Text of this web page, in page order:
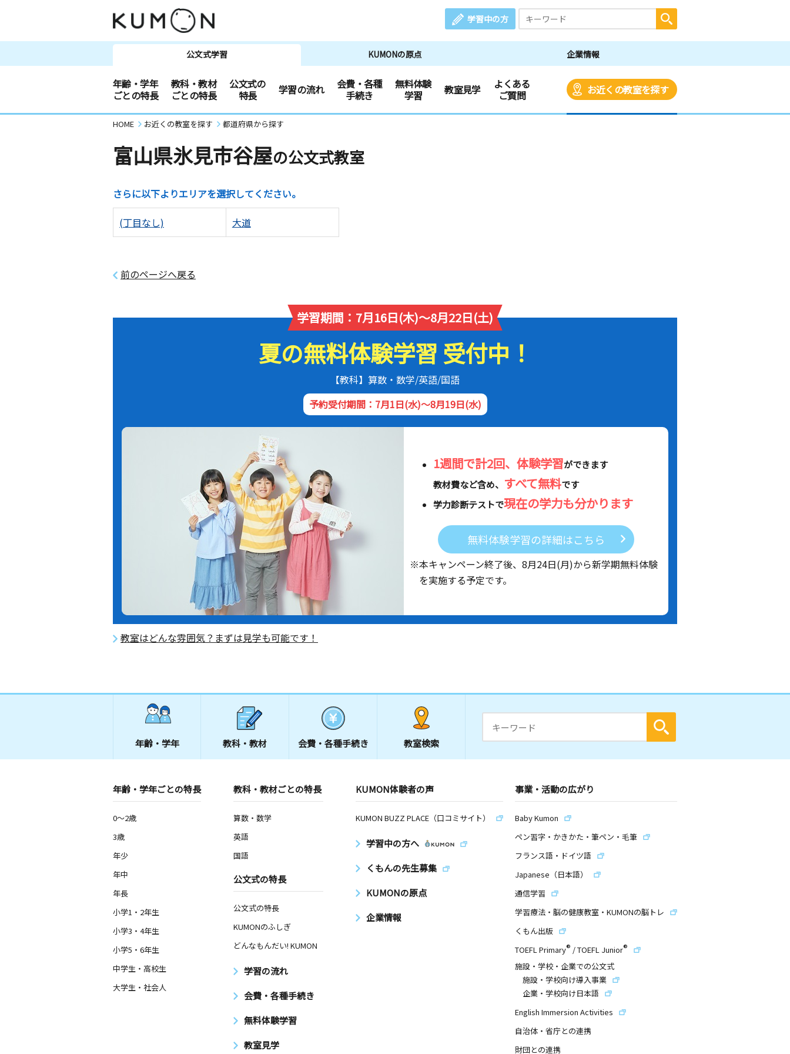
学習中の方
公文式学習 KUMONの原点 企業情報
年齢・学年
ごとの特長
教科・教材
ごとの特長
公文式の
特長
学習の流れ
会費・各種
手続き
無料体験
学習
教室見学
よくある
ご質問
お近くの教室を探す
HOME お近くの教室を探す 都道府県から探す
富山県氷見市谷屋の公文式教室
さらに以下よりエリアを選択してください。
(丁目なし) 大道
前のページへ戻る
学習期間：7月16日(木)～8月22日(土)
夏の無料体験学習 受付中！
【教科】算数・数学/英語/国語
予約受付期間：7月1日(水)～8月19日(水)
1週間で計2回、体験学習ができます
教材費など含め、 すべて無料です
学力診断テストで現在の学力も分かります
無料体験学習の詳細はこちら
※本キャンペーン終了後、 8月24日(月)から新学期無料体験
を実施する予定です。
教室はどんな雰囲気？まずは見学も可能です！
年齢・学年 教科・教材 会費・ 各種手続き 教室検索
年齢・学年ごとの特長
0～2歳
3歳
年少
年中
年長
小学1・2年生
小学3・4年生
小学5・6年生
中学生・高校生
大学生・社会人
教科・教材ごとの特長
算数・数学
英語
国語
公文式の特長
公文式の特長
KUMONのふしぎ
どんなもんだい! KUMON
学習の流れ
会費・各種手続き
無料体験学習
教室見学
KUMON体験者の声
KUMON BUZZ PLACE（口コミサイト）
学習中の方へ
くもんの先生募集
KUMONの原点
企業情報
事業・活動の広がり
Baby Kumon
ペン習字・かきかた・筆ペン・毛筆
フランス語・ドイツ語
Japanese（日本語）
通信学習
学習療法・脳の健康教室・KUMONの脳トレ
くもん出版
TOEFL Primary® /TOEFL Junior®
施設・学校・企業での公文式
施設・学校向け導入事業
企業・学校向け日本語
English Immersion Activities
自治体・省庁との連携
財団との連携